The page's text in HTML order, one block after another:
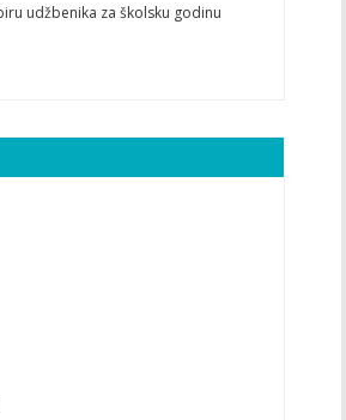
udžbenika za školsku godinu